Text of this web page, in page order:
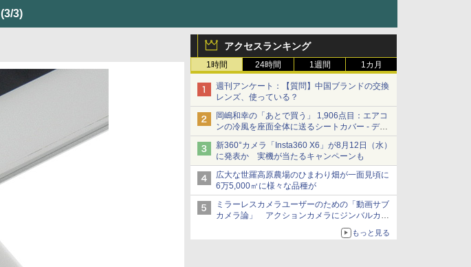
(3/3)
アクセスランキング
1時間 24時間 1週間 1カ月
週刊アンケート：【質問】中国ブランドの交換
レンズ、使っている？
岡嶋和幸の「あとで買う」 1,906点目：エアコ
ンの冷風を座面全体に送るシートカバー - デジ
カメ Watch
新360°カメラ「Insta360 X6」が8月12日（水）
に発表か 実機が当たるキャンペーンも
広大な世羅高原農場のひまわり畑が一面見頃に
6万5,000㎡に様々な品種が
ミラーレスカメラユーザーのための「動画サブ
カメラ論」 アクションカメラにジンバルカメ
もっと見る